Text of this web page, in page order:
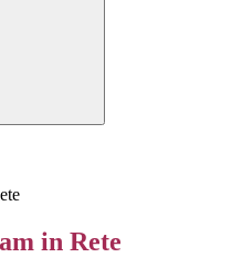
in Rete